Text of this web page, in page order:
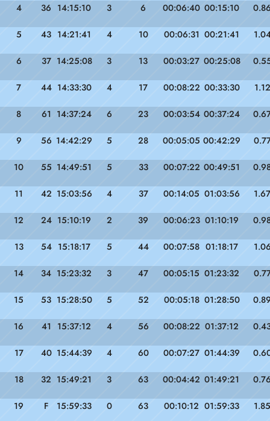
4 36 14:15:10 3 6 00:06:40 00:15:10
5 43 14:21:41 4 10 00:06:31 00:21:41
6 37 14:25:08 3 13 00:03:27 00:25:08
7 44 14:33:30 4 17 00:08:22 00:33:30 1.12
8 61 14:37:24 6 23 00:03:54 00:37:24
9 56 14:42:29 5 28 00:05:05 00:42:29
10 55 14:49:51 5 33 00:07:22 00:49:51
11 42 15:03:56 4 37 00:14:05 01:03:56 1.67
12 24 15:10:19 2 39 00:06:23 01:10:19
13 54 15:18:17 5 44 00:07:58 01:18:17
14 34 15:23:32 3 47 00:05:15 01:23:32
15 53 15:28:50 5 52 00:05:18 01:28:50
16 41 15:37:12 4 56 00:08:22 01:37:12
17 40 15:44:39 4 60 00:07:27 01:44:39
18 32 15:49:21 3 63 00:04:42 01:49:21
19 F 15:59:33 0 63 00:10:12 01:59:33 1.85